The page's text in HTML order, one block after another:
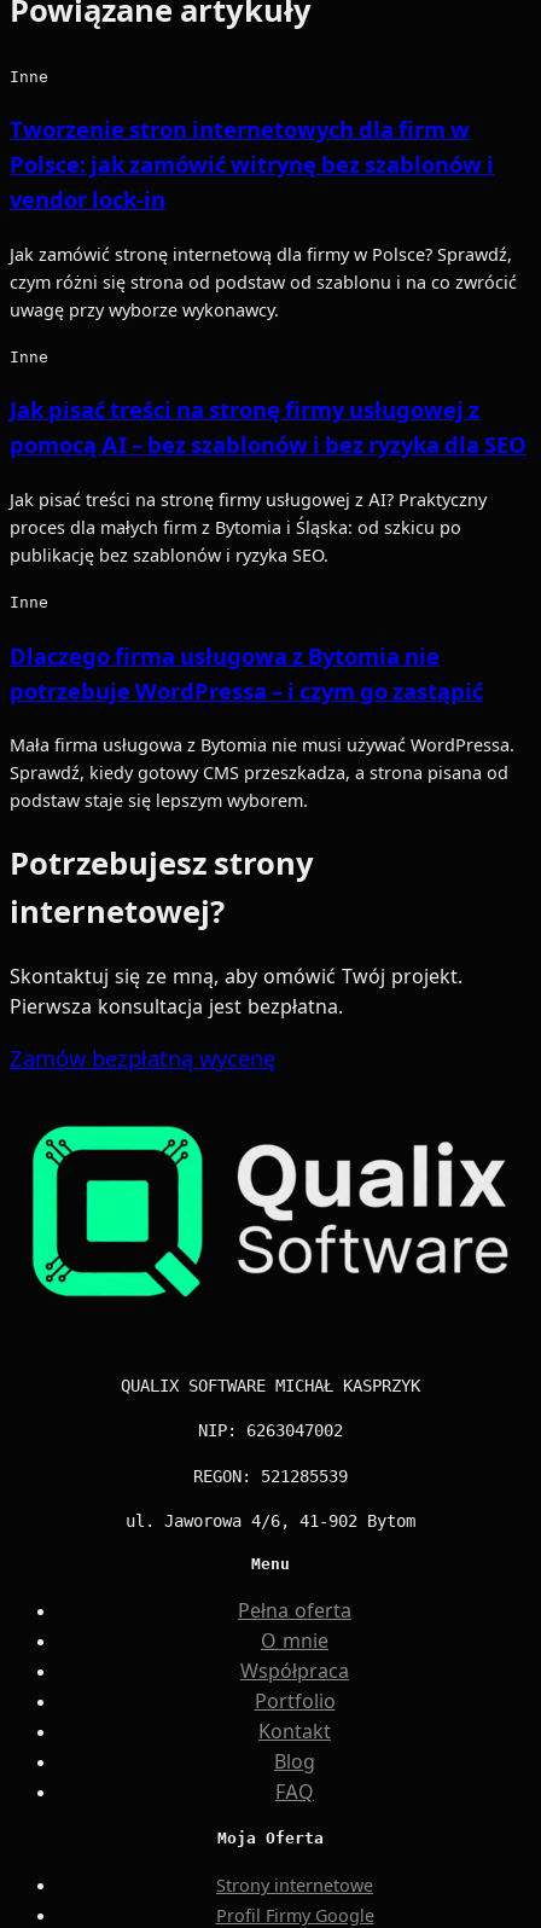
Powiązane artykuły
Inne
Tworzenie stron internetowych dla firm w
Polsce: jak zamówić witrynę bez szablonów i
vendor lock-in
Jak zamówić stronę internetową dla firmy w Polsce? Sprawdź,
czym różni się strona od podstaw od szablonu i na co zwrócić
uwagę przy wyborze wykonawcy.
Inne
Jak pisać treści na stronę firmy usługowej z
pomocą AI – bez szablonów i bez ryzyka dla SEO
Jak pisać treści na stronę firmy usługowej z AI? Praktyczny
proces dla małych firm z Bytomia i Śląska: od szkicu po
publikację bez szablonów i ryzyka SEO.
Inne
Dlaczego firma usługowa z Bytomia nie
potrzebuje WordPressa – i czym go zastąpić
Mała firma usługowa z Bytomia nie musi używać WordPressa.
Sprawdź, kiedy gotowy CMS przeszkadza, a strona pisana od
podstaw staje się lepszym wyborem.
Potrzebujesz strony
internetowej?
Skontaktuj się ze mną, aby omówić Twój projekt.
Pierwsza konsultacja jest bezpłatna.
Zamów bezpłatną wycenę
QUALIX SOFTWARE MICHAŁ KASPRZYK
NIP: 6263047002
REGON: 521285539
ul. Jaworowa 4/6, 41-902 Bytom
Menu
Pełna oferta
O mnie
Współpraca
Portfolio
Kontakt
Blog
FAQ
Moja Oferta
Strony internetowe
Profil Firmy Google